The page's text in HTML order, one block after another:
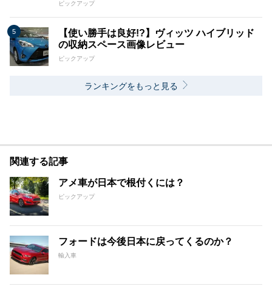
ピックアップ
【使い勝手は良好!?】ヴィッツ ハイブリッド
の収納スペース画像レビュー
ピックアップ
ランキングをもっと見る
関連する記事
アメ車が日本で根付くには？
ピックアップ
フォードは今後日本に戻ってくるのか？
輸入車